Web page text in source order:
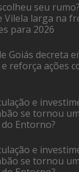
seu
Vilela larga na
para 2026
Goiás decreta
reforça ações
e
se tornou
Entorno?
e
se tornou